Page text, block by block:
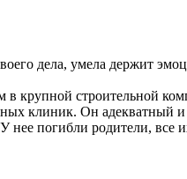
дела, умела держит
крупной строительной
клиник. Он адекватный
погибли родители, все